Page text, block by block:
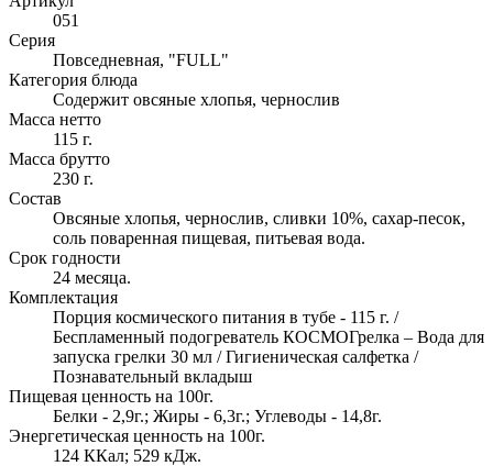
051
Серия
Повседневная, "FULL"
Категория блюда
Содержит овсяные хлопья, чернослив
Масса нетто
115 г.
Масса брутто
230 г.
Состав
Овсяные хлопья, чернослив, сливки 10%, сахар-песок,
соль поваренная пищевая, питьевая вода.
Срок годности
24 месяца.
Комплектация
Порция космического питания в тубе - 115 г. /
Беспламенный подогреватель КОСМОГрелка – Вода для
запуска грелки 30 мл / Гигиеническая салфетка /
Познавательный вкладыш
Пищевая ценность на 100г.
Белки - 2,9г.; Жиры - 6,3г.; Углеводы - 14,8г.
Энергетическая ценность на 100г.
124 ККал; 529 кДж.